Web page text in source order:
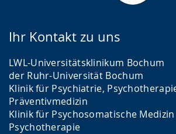
Ihr Kontakt zu uns
LWL-Universitätsklinikum Bochum
der Ruhr-Universität Bochum
Klinik für Psychiatrie,
Präventivmedizin
Klinik für Psychosomatische
Psychotherapie